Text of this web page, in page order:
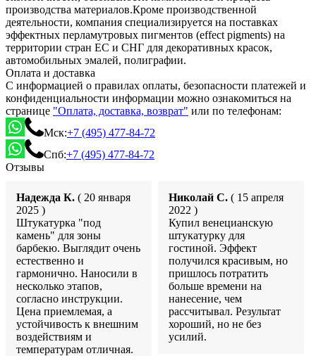
производства материалов.Кроме производственной
деятельности, компания специализируется на поставках
эффектных перламутровых пигментов (effect pigments) на
территории стран ЕС и СНГ для декоративных красок,
автомобильных эмалей, полиграфии.
Оплата и доставка
С информацией о правилах оплаты, безопасности платежей и
конфиденциальности информации можно ознакомиться на
странице "Оплата, доставка, возврат" или по телефонам:
Мск:+7 (495) 477-84-72
Спб:+7 (495) 477-84-72
Отзывы
Надежда К. ( 20 января
2025 )
Штукатурка "под
камень" для зоны
барбекю. Выглядит очень
естественно и
гармонично. Наносили в
несколько этапов,
согласно инструкции.
Цена приемлемая, а
устойчивость к внешним
воздействиям и
температурам отличная.
Николай С. ( 15 апреля
2022 )
Купил венецианскую
штукатурку для
гостиной. Эффект
получился красивым, но
пришлось потратить
больше времени на
нанесение, чем
рассчитывал. Результат
хороший, но не без
усилий.